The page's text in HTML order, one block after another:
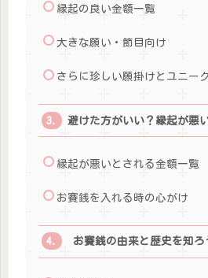
縁起の良い金額一覧
大きな願い・節目向け
さらに珍しい願掛けとユニー
避けた方がいい？縁起が悪
縁起が悪いとされる金額一覧
お賽銭を入れる時の心がけ
お賽銭の由来と歴史を知ろ